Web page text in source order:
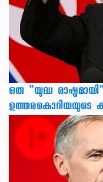
ഒരു “യുദ്ധ
ഉത്തരകൊറിയയുടെ